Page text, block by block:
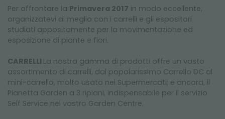
Per affrontare la Primavera 2017 in modo eccellente,
organizzatevi al meglio con i carrelli e gli espositori
studiati appositamente per la movimentazione ed
esposizione di piante e fiori.
CARRELLI La nostra gamma di prodotti offre un vasto
assortimento di carrelli, dal popolarissimo Carrello DC al
mini-carrello, molto usato nei Supermercati; e ancora, il
Pianetta Garden a 3 ripiani, indispensabile per il servizio
Self Service nel vostro Garden Centre.